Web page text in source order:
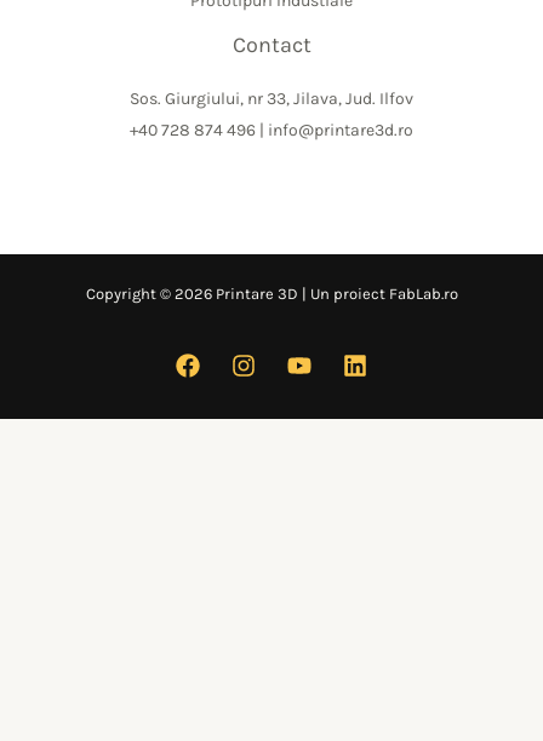
Contact
Sos. Giurgiului, nr 33, Jilava, Jud. Ilfov
+40 728 874 496 | info@printare3d.ro
Copyright © 2026 Printare 3D | Un proiect FabLab.ro